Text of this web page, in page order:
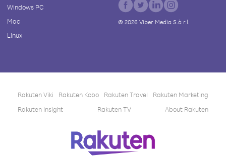
Windows PC
Mac
Linux
© 2026Viber Media S.à r.l.
Rakuten Viki Rakuten Kobo Rakuten Travel
Rakuten Marketing
Rakuten Insight
Rakuten TV About Rakuten